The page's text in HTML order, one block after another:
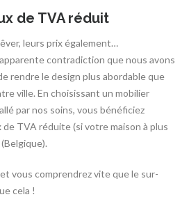
de TVA réduit
leurs prix également…
contradiction que nous avons
rendre le design plus abordable que
ville. En choisissant un mobilier
par nos soins, vous bénéficiez
TVA réduite (si votre maison à plus
vous comprendrez vite que le sur-
cela !